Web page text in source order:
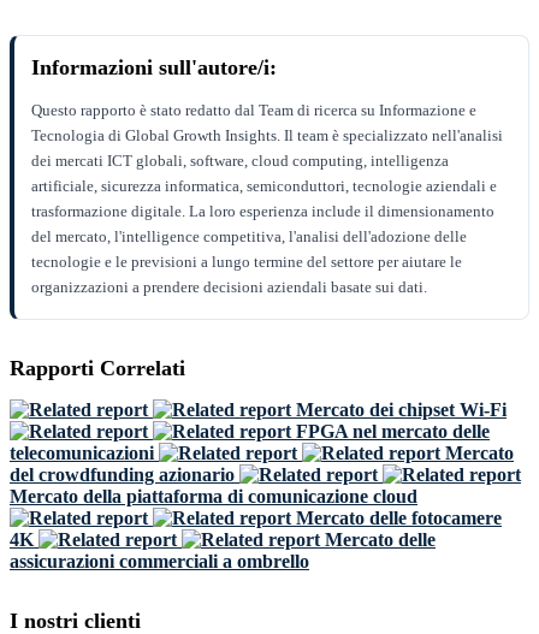
Informazioni sull'autore/i:
Questo rapporto è stato redatto dal Team di ricerca su Informazione e
Tecnologia di Global Growth Insights. Il team è specializzato nell'analisi
dei mercati ICT globali, software, cloud computing, intelligenza
artificiale, sicurezza informatica, semiconduttori, tecnologie aziendali e
trasformazione digitale. La loro esperienza include il dimensionamento
del mercato, l'intelligence competitiva, l'analisi dell'adozione delle
tecnologie e le previsioni a lungo termine del settore per aiutare le
organizzazioni a prendere decisioni aziendali basate sui dati.
Rapporti Correlati
Mercato dei chipset Wi-Fi
FPGA nel mercato delle
telecomunicazioni
Mercato
del crowdfunding azionario
Mercato della piattaforma di comunicazione cloud
Mercato delle fotocamere
4K
Mercato delle
assicurazioni commerciali a ombrello
I nostri clienti